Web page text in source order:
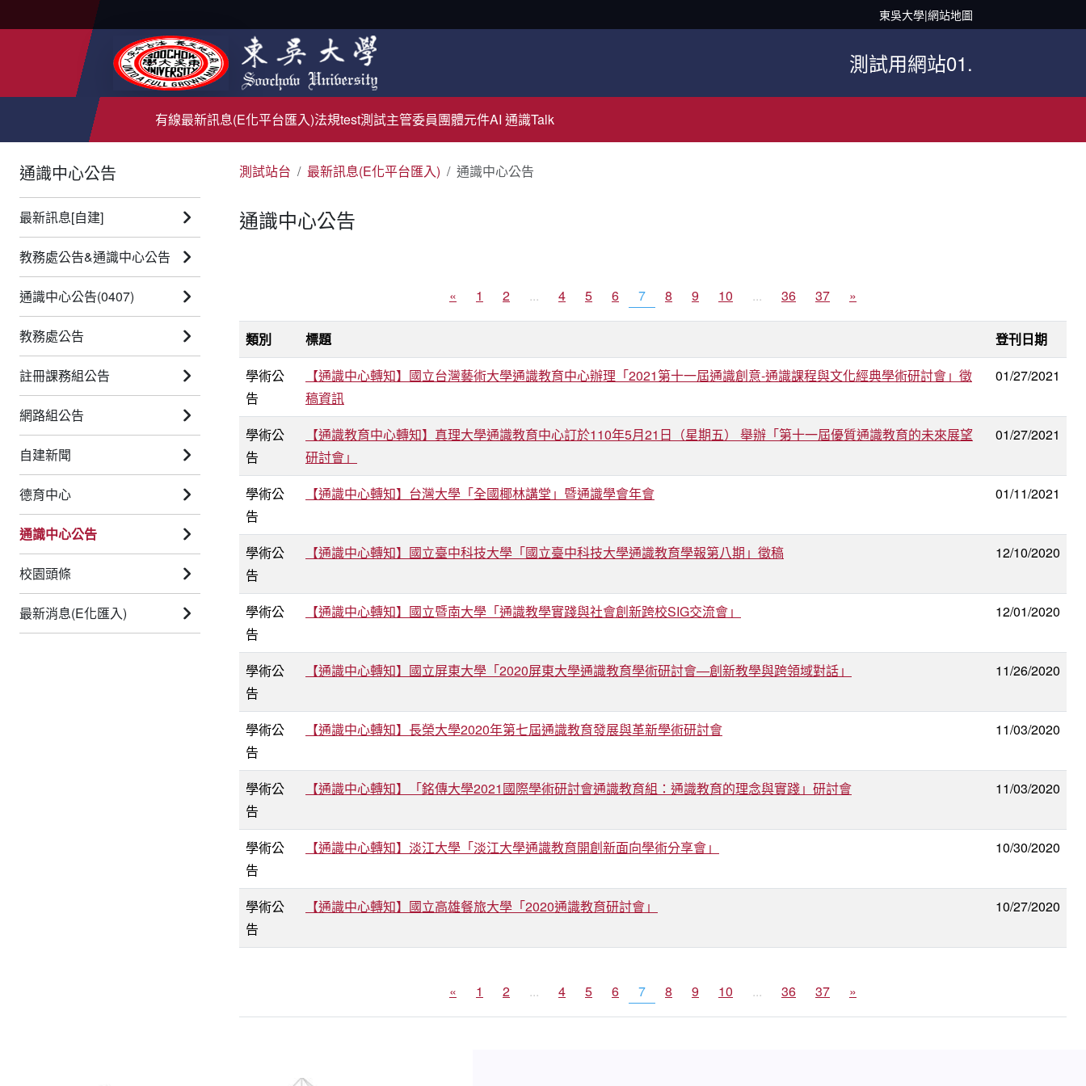
東吳大學|網站地圖
測試用網站01.
有線最新訊息(E化平台匯入)法規test測試主管委員團體元件AI 通識Talk
通識中心公告
最新訊息[自建]
教務處公告&通識中心公告
通識中心公告(0407)
教務處公告
註冊課務組公告
網路組公告
自建新聞
德育中心
通識中心公告
校園頭條
最新消息(E化匯入)
測試站台 最新訊息(E化平台匯入) 通識中心公告
通識中心公告
« 1 2 ... 4 5 6 7 8 9 10 ... 36 37 »
類別 標題
登刊日期
學術公
告
【通識中心轉知】國立台灣藝術大學通識教育中心辦理「2021第十一屆通識創意-通識課程與文化經典學術研討會」徵
稿資訊
01/27/2021
學術公
告
【通識教育中心轉知】真理大學通識教育中心訂於110年5月21日（星期五） 舉辦「第十一屆優質通識教育的未來展望
研討會」
01/27/2021
學術公
告
【通識中心轉知】台灣大學「全國椰林講堂」暨通識學會年會 01/11/2021
學術公
告
【通識中心轉知】國立臺中科技大學「國立臺中科技大學通識教育學報第八期」徵稿 12/10/2020
學術公
告
【通識中心轉知】國立暨南大學「通識教學實踐與社會創新跨校SIG交流會」 12/01/2020
學術公
告
【通識中心轉知】國立屏東大學「2020屏東大學通識教育學術研討會—創新教學與跨領域對話」 11/26/2020
學術公
告
【通識中心轉知】長榮大學2020年第七屆通識教育發展與革新學術研討會 11/03/2020
學術公
告
【通識中心轉知】「銘傳大學2021國際學術研討會通識教育組：通識教育的理念與實踐」研討會 11/03/2020
學術公
告
【通識中心轉知】淡江大學「淡江大學通識教育開創新面向學術分享會」 10/30/2020
學術公
告
【通識中心轉知】國立高雄餐旅大學「2020通識教育研討會」 10/27/2020
« 1 2 ... 4 5 6 7 8 9 10 ... 36 37 »